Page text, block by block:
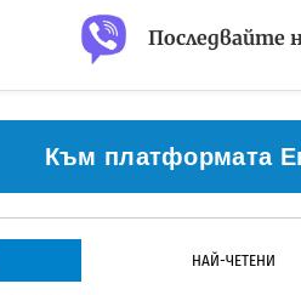
Последвайте
Към платформата
НАЙ-ЧЕТЕНИ